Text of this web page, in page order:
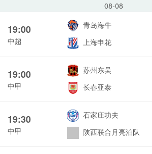
08-08
19:00
中超
青岛海牛
上海申花
19:00
中甲
苏州东吴
长春亚泰
19:30
中甲
石家庄功夫
陕西联合月亮泊队